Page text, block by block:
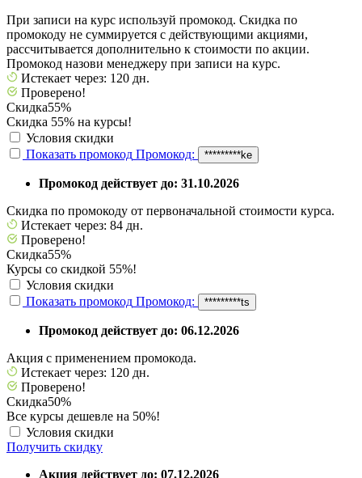
При записи на курс используй промокод. Скидка по
промокоду не суммируется с действующими акциями,
рассчитывается дополнительно к стоимости по акции.
Промокод назови менеджеру при записи на курс.
Истекает через: 120 дн.
Проверено!
Скидка55%
Скидка 55% на курсы!
Условия скидки
Показать промокод Промокод: *********ke
Промокод действует до: 31.10.2026
Скидка по промокоду от первоначальной стоимости курса.
Истекает через: 84 дн.
Проверено!
Скидка55%
Курсы со скидкой 55%!
Условия скидки
Показать промокод Промокод: *********ts
Промокод действует до: 06.12.2026
Акция с применением промокода.
Истекает через: 120 дн.
Проверено!
Скидка50%
Все курсы дешевле на 50%!
Условия скидки
Получить скидку
Акция действует до: 07.12.2026